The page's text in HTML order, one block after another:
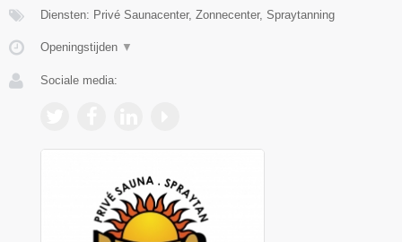
Diensten: Privé Saunacenter, Zonnecenter, Spraytanning
Openingstijden ▼
Sociale media: